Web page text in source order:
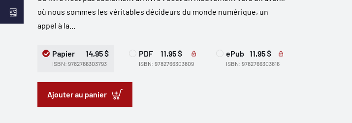
où nous sommes les véritables décideurs du monde numérique, un
appel à la...
Papier 14,95 $
ISBN: 9782766303793
PDF 11,95 $
ISBN: 9782766303809
ePub 11,95 $
ISBN: 9782766303816
Ajouter au panier